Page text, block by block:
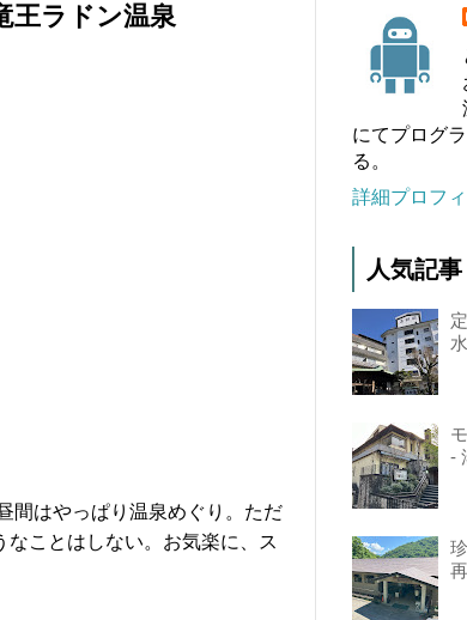
王ラドン温泉
間はやっぱり温泉めぐり。ただ
ことはしない。お気楽に、ス
にてプログ
る。
詳細プロフ
人気記事
-